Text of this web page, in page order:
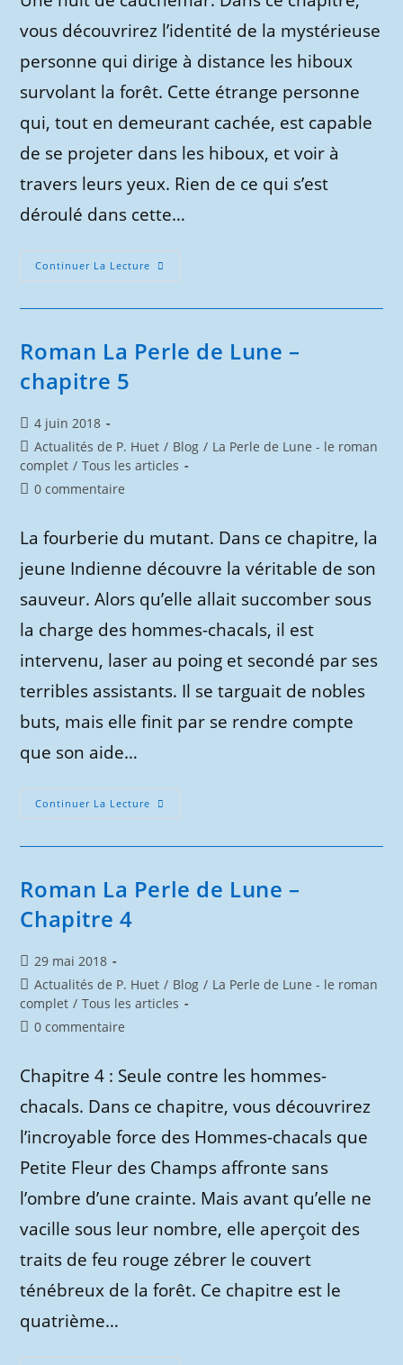
publication :
vous découvrirez l’identité de la mystérieuse
personne qui dirige à distance les hiboux
survolant la forêt. Cette étrange personne
qui, tout en demeurant cachée, est capable
de se projeter dans les hiboux, et voir à
travers leurs yeux. Rien de ce qui s’est
déroulé dans cette…
Continuer La Lecture Roman
La
Chapitre
6
Roman La Perle de Lune –
chapitre 5
Publication
publiée :
4 juin 2018
Post
category:
Actualités de P. Huet / Blog / La Perle de Lune - le roman
complet / Tous les articles
Commentaires
publication :
0 commentaire
La fourberie du mutant. Dans ce chapitre, la
jeune Indienne découvre la véritable de son
sauveur. Alors qu’elle allait succomber sous
la charge des hommes-chacals, il est
intervenu, laser au poing et secondé par ses
terribles assistants. Il se targuait de nobles
buts, mais elle finit par se rendre compte
que son aide…
Continuer La Lecture Roman
La
Chapitre
5
Roman La Perle de Lune –
Chapitre 4
Publication
publiée :
29 mai 2018
Post
category:
Actualités de P. Huet / Blog / La Perle de Lune - le roman
complet / Tous les articles
Commentaires
publication :
0 commentaire
Chapitre 4 : Seule contre les hommes-
chacals. Dans ce chapitre, vous découvrirez
l’incroyable force des Hommes-chacals que
Petite Fleur des Champs affronte sans
l’ombre d’une crainte. Mais avant qu’elle ne
vacille sous leur nombre, elle aperçoit des
traits de feu rouge zébrer le couvert
ténébreux de la forêt. Ce chapitre est le
quatrième…